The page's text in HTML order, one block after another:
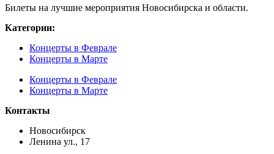
Билеты на лучшие мероприятия Новосибирска и области.
Категории:
Концерты в Феврале
Концерты в Марте
Концерты в Феврале
Концерты в Марте
Контакты
Новосибирск
Ленина ул., 17